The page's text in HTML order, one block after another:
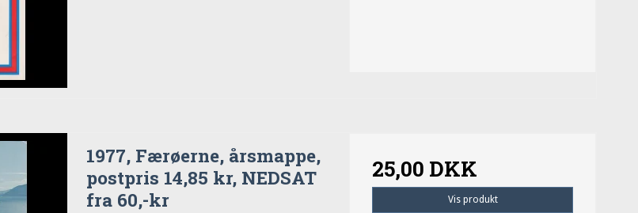
1977, Færøerne, årsmappe,
postpris 14,85 kr, NEDSAT
fra 60,-kr
25,00 DKK
Vis produkt